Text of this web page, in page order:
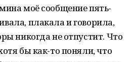
моё сообщение пять-
плакала и говорила,
никогда не отпустит. Что
бы как-то поняли, что